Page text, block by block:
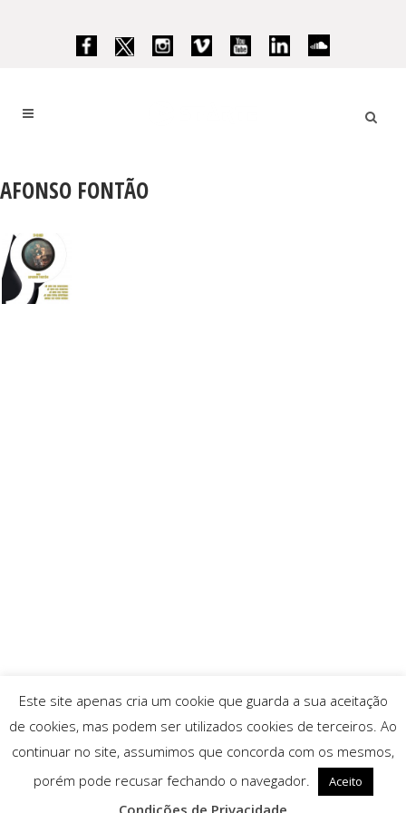
AFONSO FONTÃO
Este site apenas cria um cookie que guarda a sua aceitação
de cookies, mas podem ser utilizados cookies de terceiros. Ao
continuar no site, assumimos que concorda com os mesmos,
porém pode recusar fechando o navegador.
Aceito
Condições de Privacidade